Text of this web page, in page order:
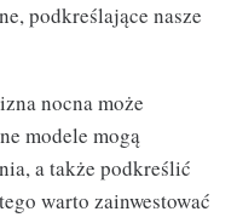
podkreślające nasze
nocna może
modele mogą
a także podkreślić
warto zainwestować